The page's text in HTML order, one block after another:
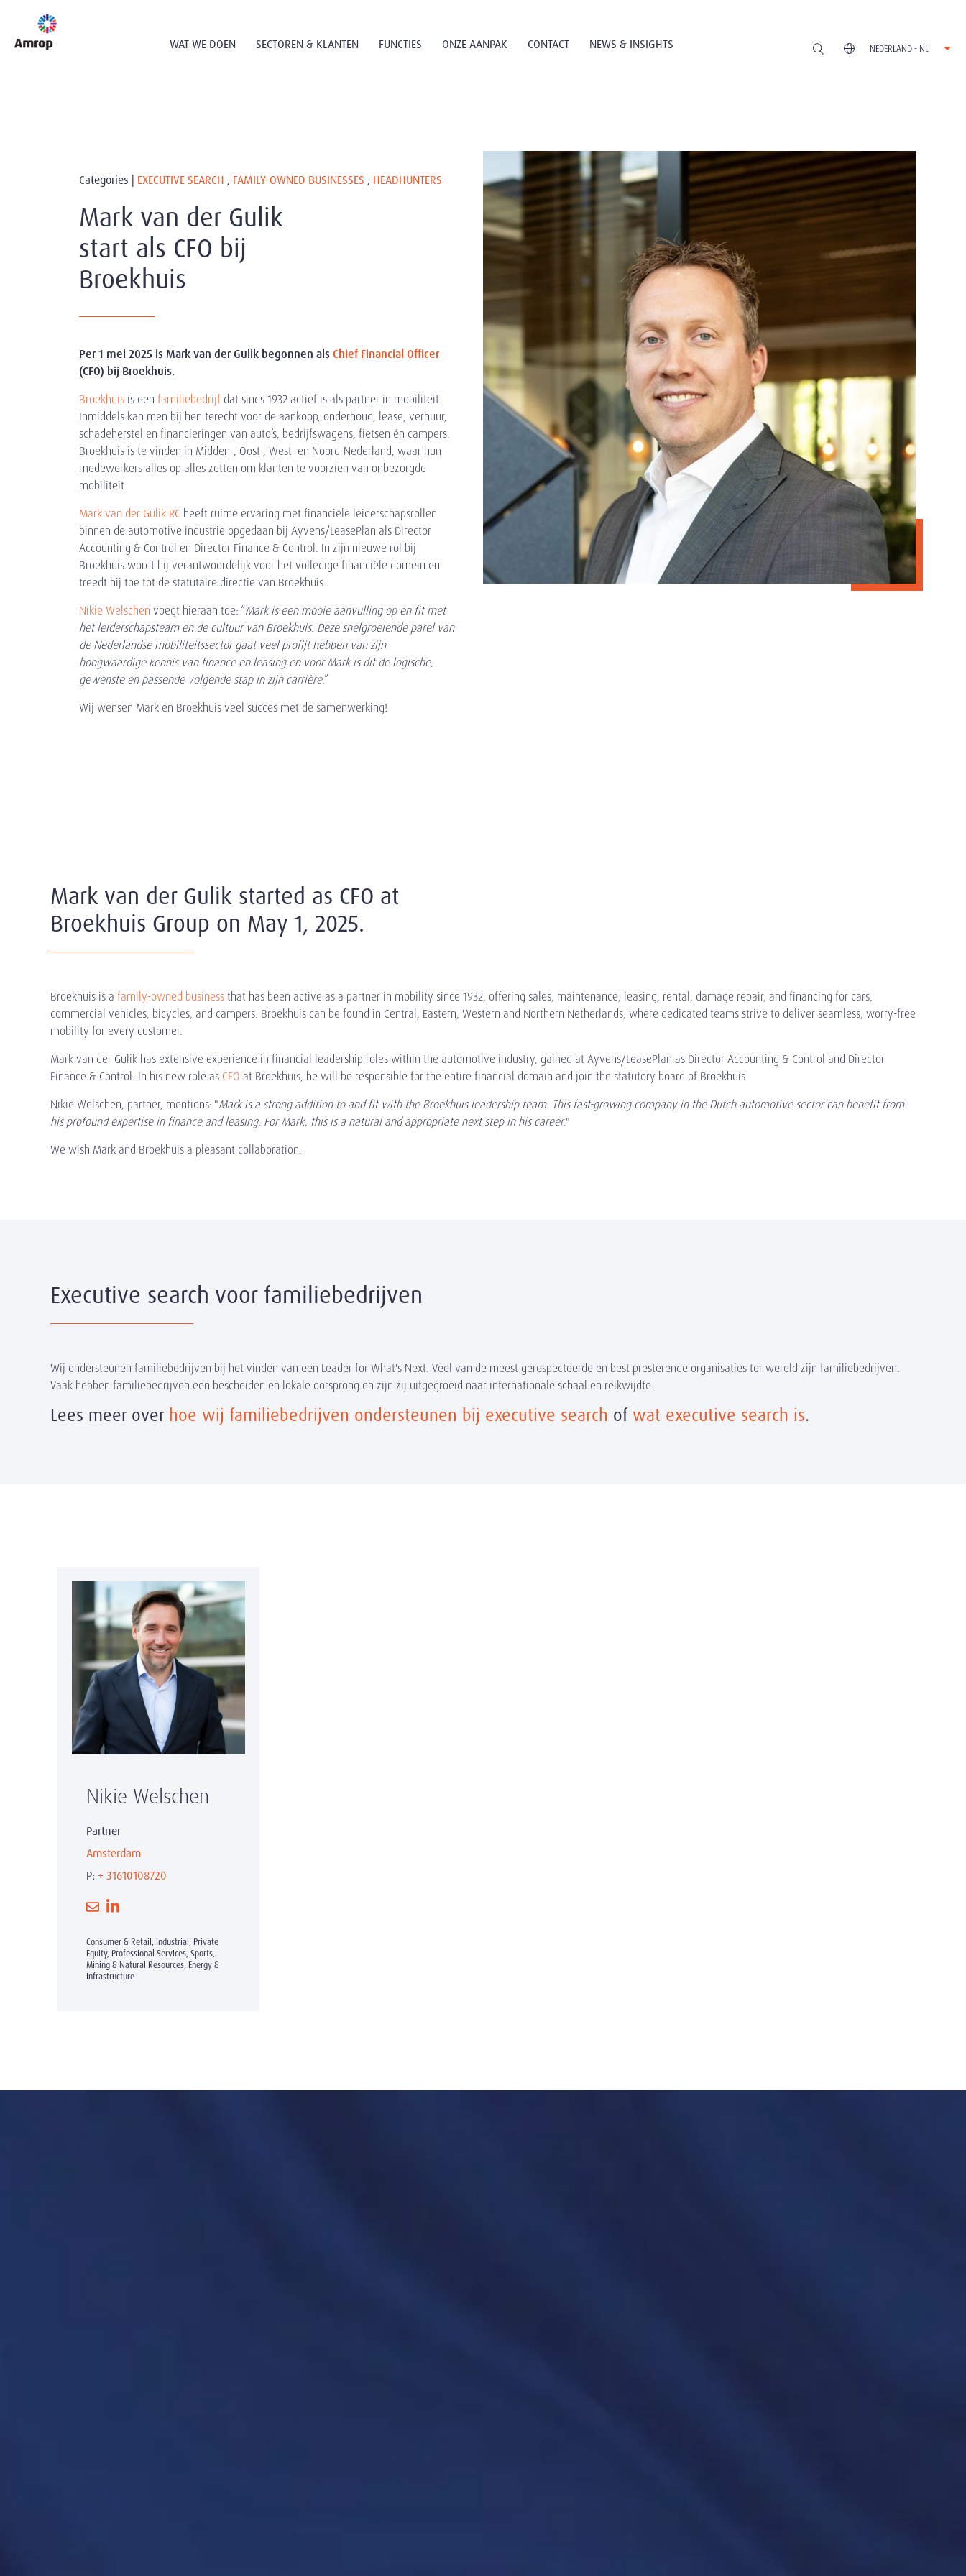
WAT WE DOEN SECTOREN & KLANTEN FUNCTIES ONZE AANPAK CONTACT NEWS & INSIGHTS NEDERLAND - NL
Categories | EXECUTIVE SEARCH , FAMILY-OWNED BUSINESSES , HEADHUNTERS
Mark van der Gulik
start als CFO bij
Broekhuis
Per 1 mei 2025 is Mark van der Gulik begonnen alsChief Financial Officer
(CFO) bij Broekhuis.
Broekhuis is een familiebedrijf dat sinds 1932 actief is als partner in mobiliteit.
Inmiddels kan men bij hen terecht voor de aankoop, onderhoud, lease, verhuur,
schadeherstel en financieringen van auto’s, bedrijfswagens, fietsen én campers.
Broekhuis is te vinden in Midden-, Oost-, West- en Noord-Nederland, waar hun
medewerkers alles op alles zetten om klanten te voorzien van onbezorgde
mobiliteit.
Mark van der Gulik RC heeft ruime ervaring met financiële leiderschapsrollen
binnen de automotive industrie opgedaan bij Ayvens/LeasePlan als Director
Accounting & Control en Director Finance & Control. In zijn nieuwe rol bij
Broekhuis wordt hij verantwoordelijk voor het volledige financiële domein en
treedt hij toe tot de statutaire directie van Broekhuis.
Nikie Welschen voegt hieraan toe: “Mark is een mooie aanvulling op en fit met
het leiderschapsteam en de cultuur van Broekhuis. Deze snelgroeiende parel van
de Nederlandse mobiliteitssector gaat veel profijt hebben van zijn
hoogwaardige kennis van finance en leasing en voor Mark is dit de logische,
gewenste en passende volgende stap in zijn carrière.”
Wij wensen Mark en Broekhuis veel succes met de samenwerking!
Mark van der Gulik started as CFO at
Broekhuis Group on May 1, 2025.
Broekhuis is a family-owned businessthat has been active as a partner in mobility since 1932, offering sales, maintenance, leasing, rental, damage repair, and financing for cars,
commercial vehicles, bicycles, and campers. Broekhuis can be found in Central, Eastern, Western and Northern Netherlands, where dedicated teams strive to deliver seamless, worry-free
mobility for every customer.
Mark van der Gulik has extensive experience in financial leadership roles within the automotive industry, gained at Ayvens/LeasePlan as Director Accounting & Control and Director
Finance & Control. In his new role as CFO at Broekhuis, he will be responsible for the entire financial domain and join the statutory board of Broekhuis.
Nikie Welschen, partner, mentions: "Mark is a strong addition to and fit with the Broekhuis leadership team. This fast-growing company in the Dutch automotive sector can benefit from
his profound expertise in finance and leasing. For Mark, this is a natural and appropriate next step in his career."
We wish Mark and Broekhuis a pleasant collaboration.
Executive search voor familiebedrijven
Wij ondersteunen familiebedrijven bij het vinden van een Leader for What's Next. Veel van de meest gerespecteerde en best presterende organisaties ter wereld zijn familiebedrijven.
Vaak hebben familiebedrijven een bescheiden en lokale oorsprong en zijn zij uitgegroeid naar internationale schaal en reikwijdte.
Lees meer over hoe wij familiebedrijven ondersteunen bij executive search of wat executive search is.
Nikie Welschen
Partner
Amsterdam
P: + 31610108720
Consumer & Retail, Industrial, Private
Equity, Professional Services, Sports,
Mining & Natural Resources, Energy &
Infrastructure